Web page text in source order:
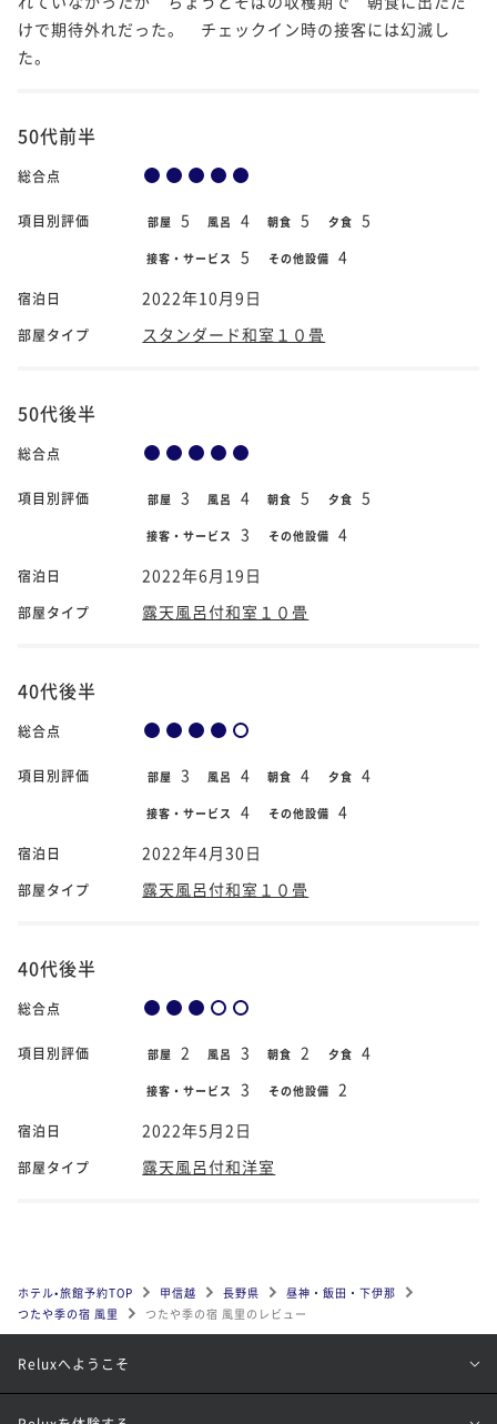
けで期待外れだった。 チェックイン時の接客には幻滅し
た。
50代前半
総合点
項目別評価 部屋 5 風呂 4 朝食 5 夕食 5
接客・サービス 5 その他設備 4
宿泊日 2022年10月9日
部屋タイプ スタンダード和室１０畳
50代後半
総合点
項目別評価 部屋 3 風呂 4 朝食 5 夕食 5
接客・サービス 3 その他設備 4
宿泊日 2022年6月19日
部屋タイプ 露天風呂付和室１０畳
40代後半
総合点
項目別評価 部屋 3 風呂 4 朝食 4 夕食 4
接客・サービス 4 その他設備 4
宿泊日 2022年4月30日
部屋タイプ 露天風呂付和室１０畳
40代後半
総合点
項目別評価 部屋 2 風呂 3 朝食 2 夕食 4
接客・サービス 3 その他設備 2
宿泊日 2022年5月2日
部屋タイプ 露天風呂付和洋室
ホテル•旅館予約TOP 甲信越 長野県
昼神・飯田・下伊那
つたや季の宿 風里
つたや季の宿 風里のレビュー
Reluxへようこそ